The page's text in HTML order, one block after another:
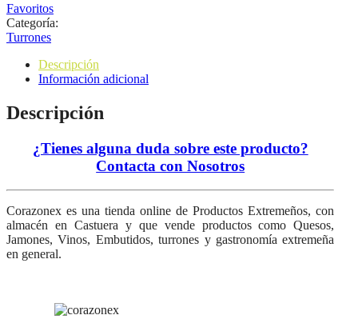
Favoritos
Categoría:
Turrones
Descripción
Información adicional
Descripción
¿Tienes alguna duda sobre este producto?
Contacta con Nosotros
Corazonex es una tienda online de Productos Extremeños, con
almacén en Castuera y que vende productos como Quesos,
Jamones, Vinos, Embutidos, turrones y gastronomía extremeña
en general.